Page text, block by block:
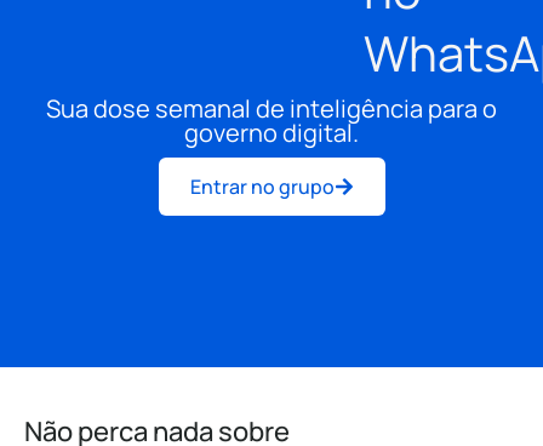
Sua dose semanal de inteligência para o
governo digital.
Entrar no grupo
Não perca nada sobre